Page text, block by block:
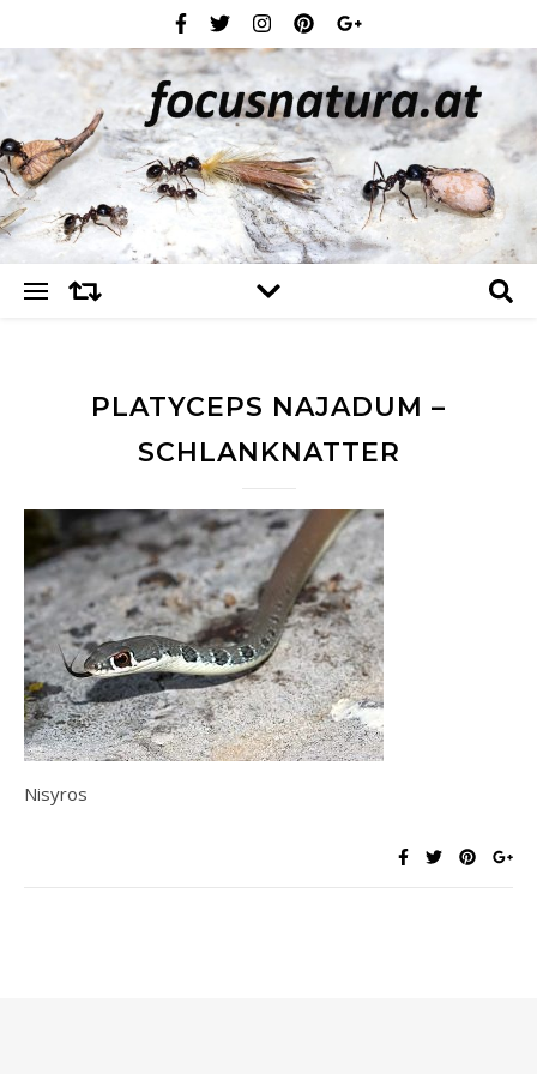
PLATYCEPS NAJADUM –
SCHLANKNATTER
Nisyros